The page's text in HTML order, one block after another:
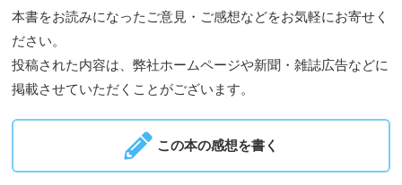
本書をお読みになったご意見・ご感想などをお気軽にお寄せく
ださい。
投稿された内容は、弊社ホームページや新聞・雑誌広告などに
掲載させていただくことがございます。
この本の感想を書く